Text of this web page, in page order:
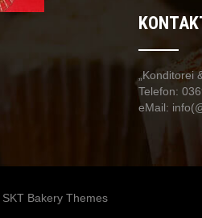
„Konditorei
Telefon:
eMail:
SKT Bakery Themes